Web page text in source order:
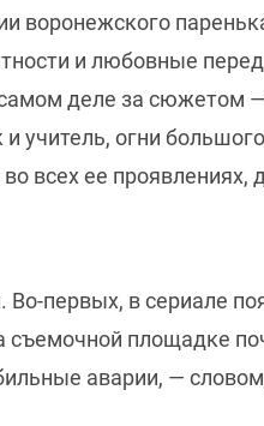
воронежского
и любовные
деле за сюжетом
и учитель, огни
всех ее проявлениях,
первых, в сериале
площадке
аварии, —